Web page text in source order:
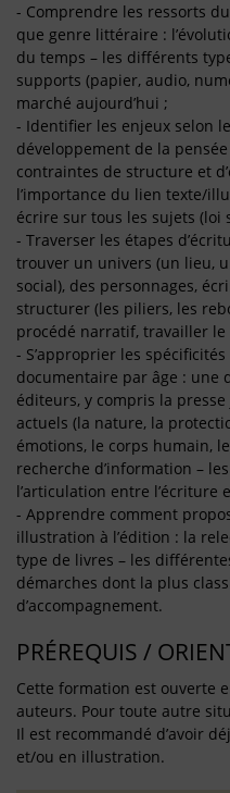
- Comprendre les ressorts
que genre littéraire :
du temps – les différents
supports (papier, audio,
marché aujourd’hui ;
- Identifier les enjeux selon
développement de la pensée
contraintes de structure et
l’importance du lien texte/
écrire sur tous les sujets (loi
- Traverser les étapes
trouver un univers (un lieu,
social), des personnages,
structurer (les piliers, les
procédé narratif, travailler le
- S’approprier les
documentaire par âge : une
éditeurs, y compris la
actuels (la nature, la
émotions, le corps humain,
recherche d’information –
l’articulation entre l’écriture
- Apprendre comment
illustration à l’édition : la
type de livres – les
démarches dont la plus
d’accompagnement.
PRÉREQUIS /
Cette formation est ouverte
auteurs. Pour toute autre
Il est recommandé d’avoir
et/ou en illustration.